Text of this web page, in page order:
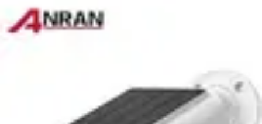
Solution Regroupement
Regroupement de crédits et gestion budgétaire
AstucesComparatifs et Choix